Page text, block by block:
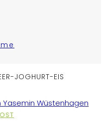
JOGHURT-EIS